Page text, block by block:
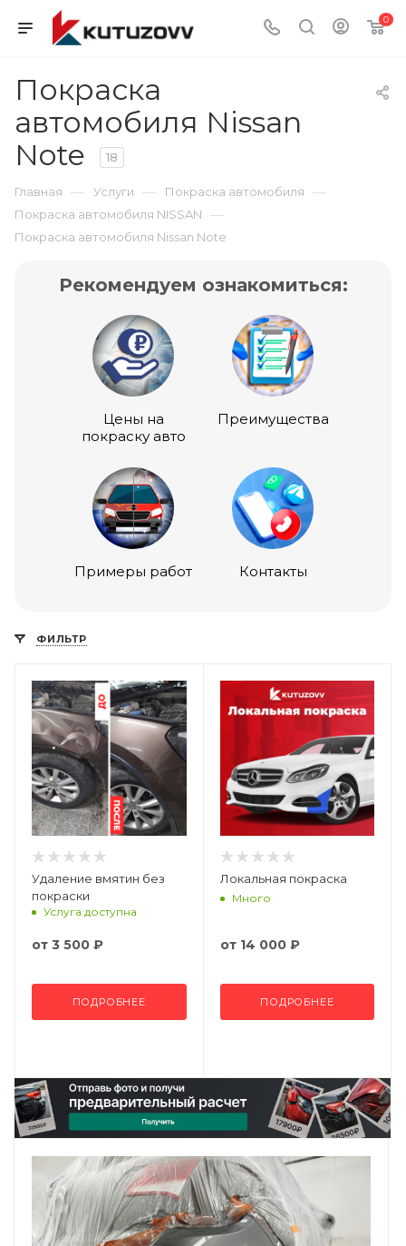
0
Покраска
автомобиля Nissan
Note
18
Главная — Услуги — Покраска автомобиля —
Покраска автомобиля NISSAN —
Покраска автомобиля Nissan Note
Рекомендуем ознакомиться:
Цены на
покраску авто
Преимущества
Примеры работ Контакты
ФИЛЬТР
Удаление вмятин без
покраски
Услуга доступна
от 3 500 ₽
ПОДРОБНЕЕ
Локальная покраска
Много
от 14 000 ₽
ПОДРОБНЕЕ